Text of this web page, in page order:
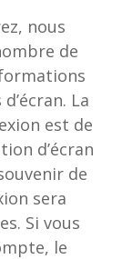
nous
de
La
est de
d’écran
de
sera
Si vous
le